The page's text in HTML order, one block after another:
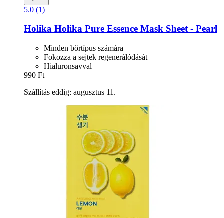
5.0 (1)
Holika Holika Pure Essence Mask Sheet -​ Pearl
Minden bőrtípus számára
Fokozza a sejtek regenerálódását
Hialuronsavval
990 Ft
Szállítás eddig: augusztus 11.